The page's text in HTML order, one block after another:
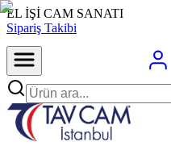
EL İŞİ CAM SANATI
Sipariş Takibi